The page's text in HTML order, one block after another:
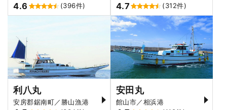
4.6 (396件) 4.7 (312件)
利八丸
安房郡鋸南町／勝山漁港
安田丸
館山市／相浜港